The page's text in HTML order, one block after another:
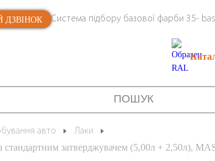
ДЗВІНОК Система підбору базової фарби 35-
авто Лаки
затверджувачем (5,00л + 2,50л),